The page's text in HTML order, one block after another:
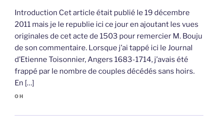
Introduction Cet article était publié le 19 décembre
2011 mais je le republie ici ce jour en ajoutant les vues
originales de cet acte de 1503 pour remercier M. Bouju
de son commentaire. Lorsque j’ai tappé ici le Journal
d’Etienne Toisonnier, Angers 1683-1714, j’avais été
frappé par le nombre de couples décédés sans hoirs.
En […]
OH